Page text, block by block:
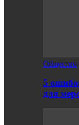
Общество
5
для